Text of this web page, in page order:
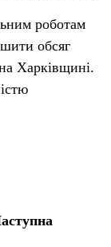
роботам
обсяг
Харківщині.